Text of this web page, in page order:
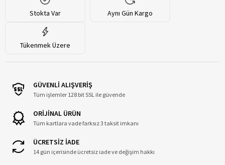
Stokta Var Aynı Gün Kargo
Tükenmek Üzere
GÜVENLİ ALIŞVERİŞ
Tüm işlemler 128 bit SSL ile güvende
ORİJİNAL ÜRÜN
Tüm kartlara vade farksız 3 taksit imkanı
ÜCRETSİZ İADE
14 gün içerisinde ücretsiz iade ve değişim hakkı